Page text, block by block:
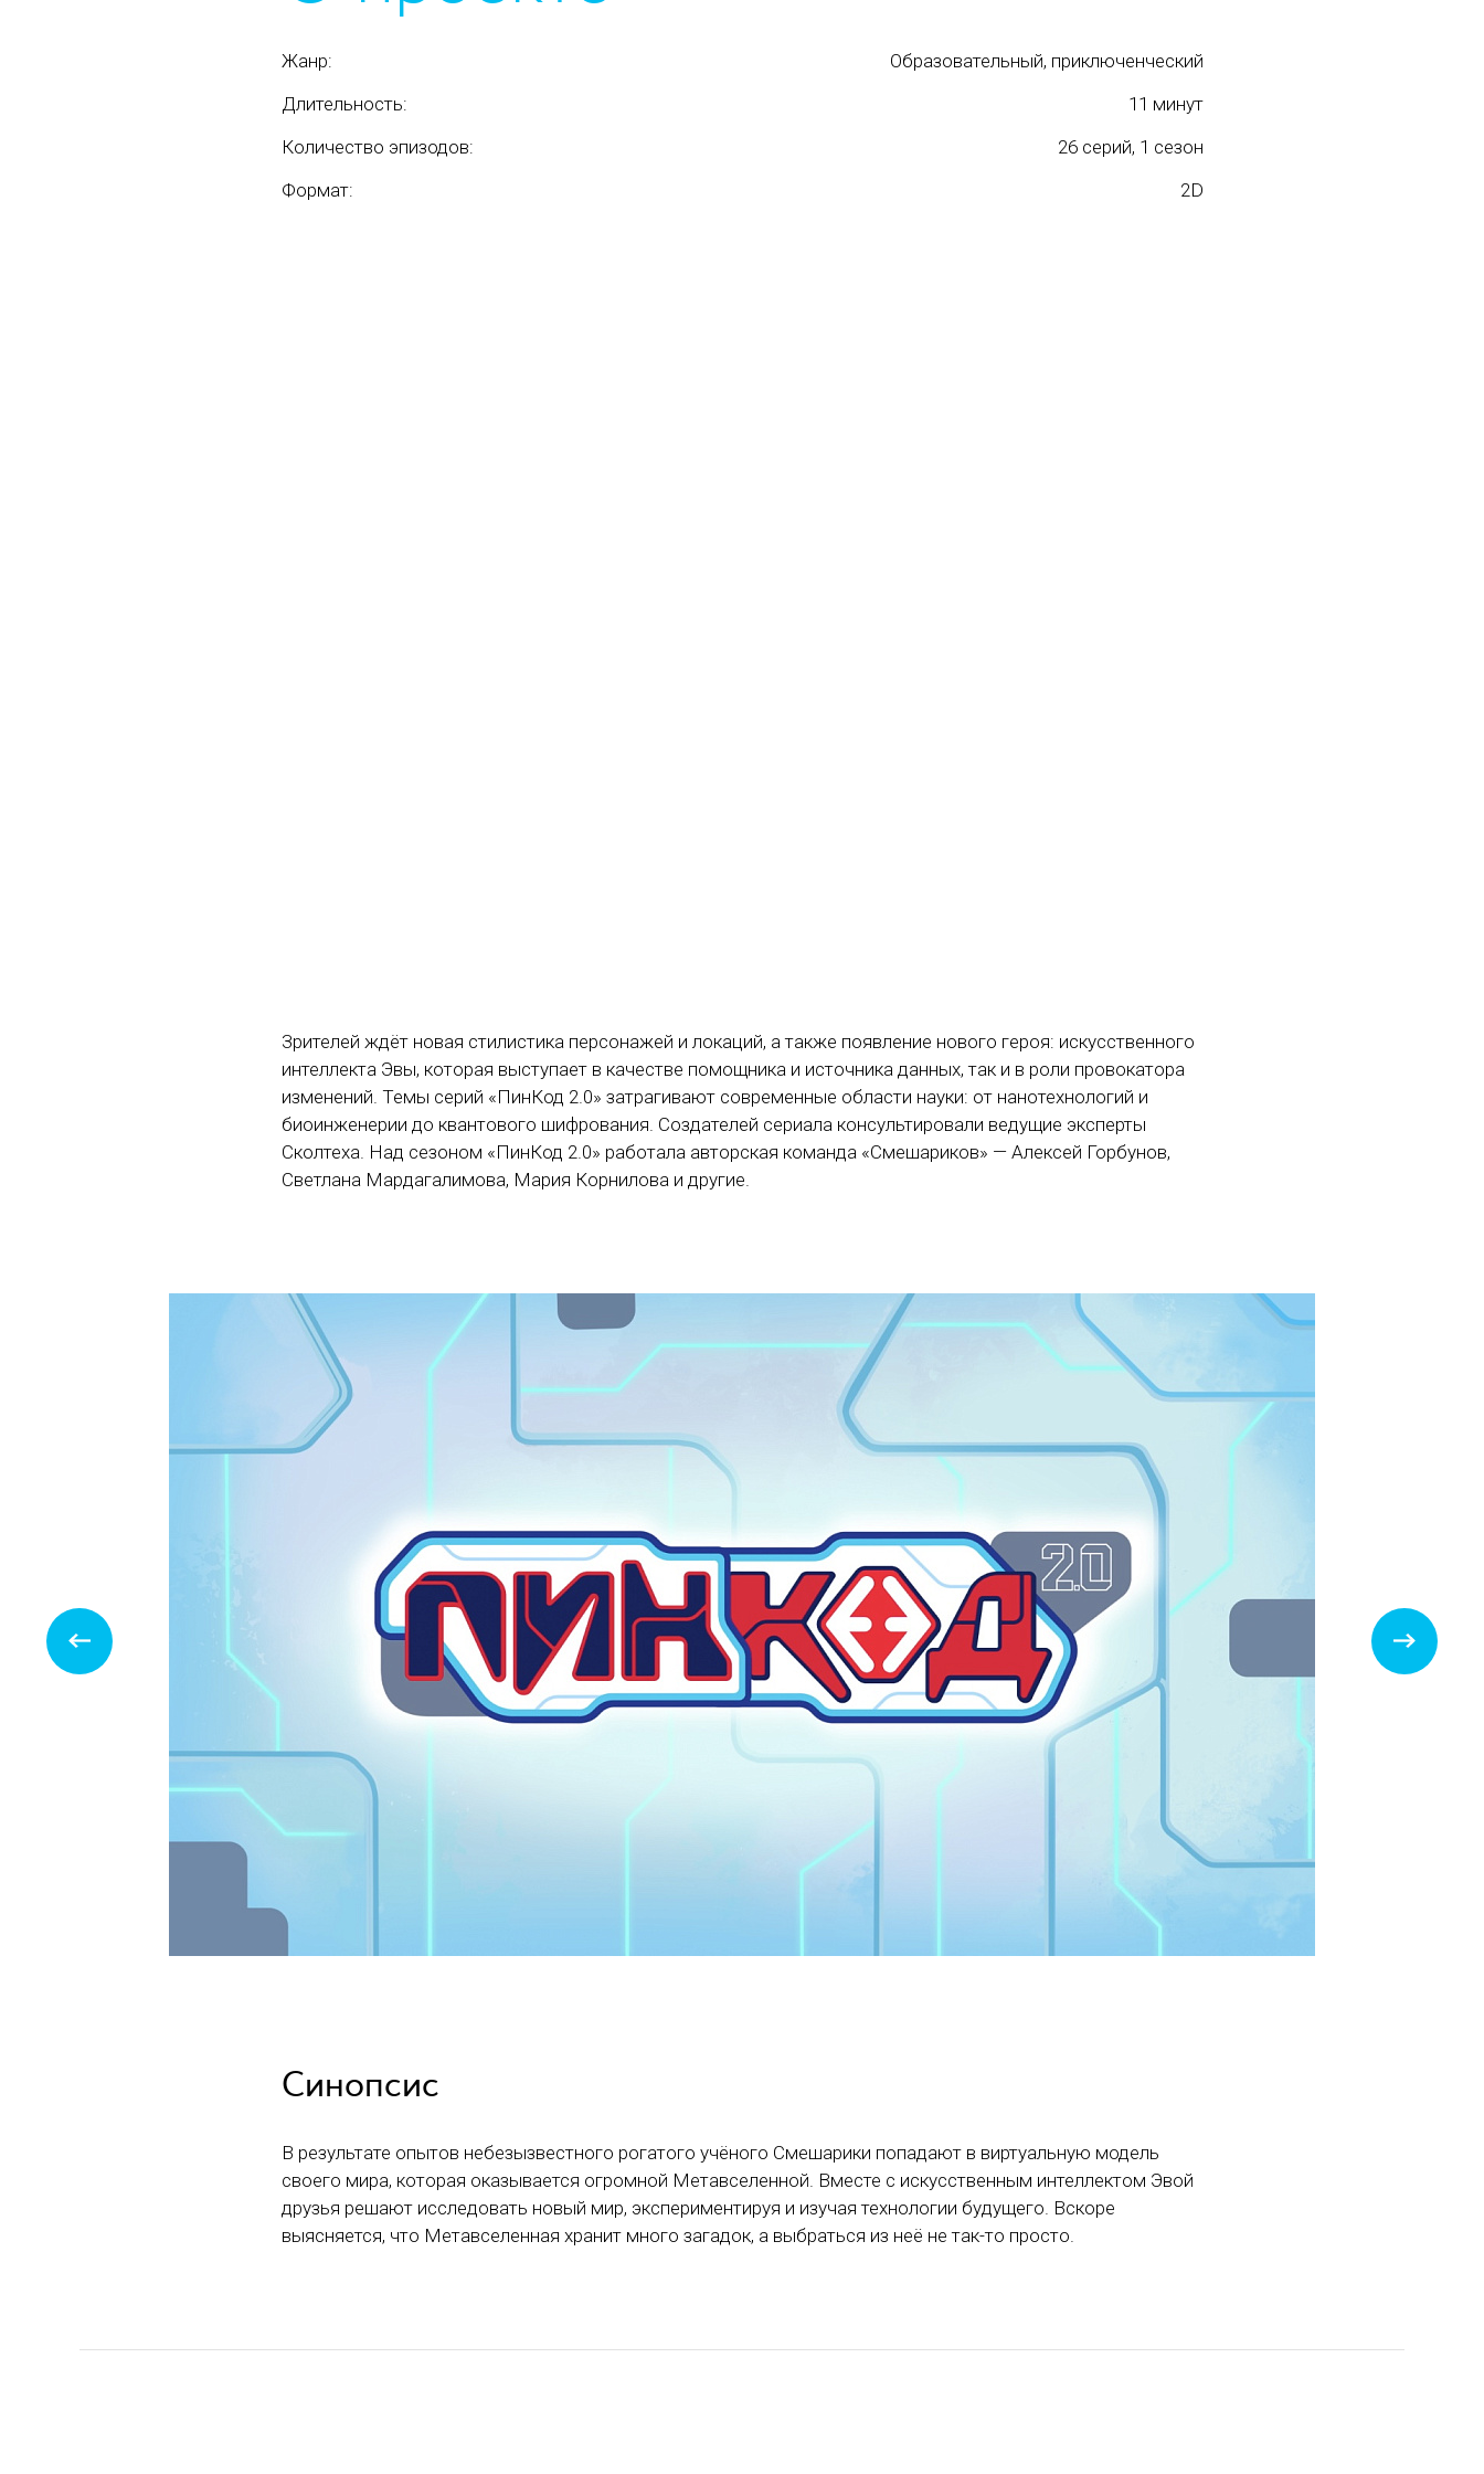
Жанр:
Образовательный, приключенческий
Длительность:
11 минут
Количество эпизодов:
26 серий, 1 сезон
Формат:
2D
Зрителей ждёт новая стилистика персонажей и локаций, а также появление нового героя: искусственного
интеллекта Эвы, которая выступает в качестве помощника и источника данных, так и в роли провокатора
изменений. Темы серий «ПинКод 2.0» затрагивают современные области науки: от нанотехнологий и
биоинженерии до квантового шифрования. Создателей сериала консультировали ведущие эксперты
Сколтеха. Над сезоном «ПинКод 2.0» работала авторская команда «Смешариков» — Алексей Горбунов,
Светлана Мардагалимова, Мария Корнилова и другие.
Синопсис
В результате опытов небезызвестного рогатого учёного Смешарики попадают в виртуальную модель
своего мира, которая оказывается огромной Метавселенной. Вместе с искусственным интеллектом Эвой
друзья решают исследовать новый мир, экспериментируя и изучая технологии будущего. Вскоре
выясняется, что Метавселенная хранит много загадок, а выбраться из неё не так-то просто.